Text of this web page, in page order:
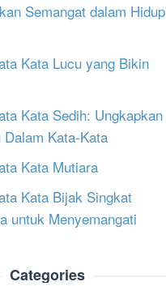
Semangat dalam Hidup
Kata Lucu yang Bikin
Kata Sedih: Ungkapkan
Dalam Kata-Kata
Kata Mutiara
Kata Bijak Singkat
untuk Menyemangati
Categories